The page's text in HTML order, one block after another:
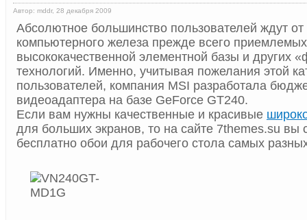
Автор: mddr, 28 декабря 2009
Абсолютное большинство пользователей ждут от
компьютерного железа прежде всего
высококачественной элементной базы и других
технологий. Именно, учитывая пожелания этой
пользователей, компания MSI разработала
видеоадаптера на базе GeForce GT240.
Если вам нужны качественные и красивые
для больших экранов, то на сайте 7themes.su вы
бесплатно обои для рабочего стола самых